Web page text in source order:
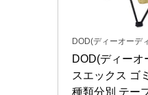
DOD(ディーオーデ
DOD(ディーオ
スエックス ゴ
種類分別 テー